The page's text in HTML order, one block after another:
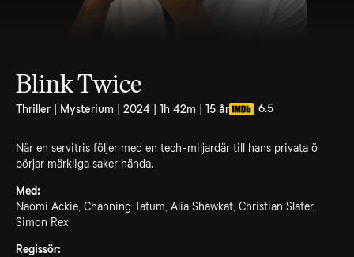
Blink Twice
Thriller | Mysterium | 2024 | 1h 42m | 15 år 6.5
När en servitris följer med en tech-miljardär till hans privata ö
börjar märkliga saker hända.
Med:
Naomi Ackie, Channing Tatum, Alia Shawkat, Christian Slater,
Simon Rex
Regissör: